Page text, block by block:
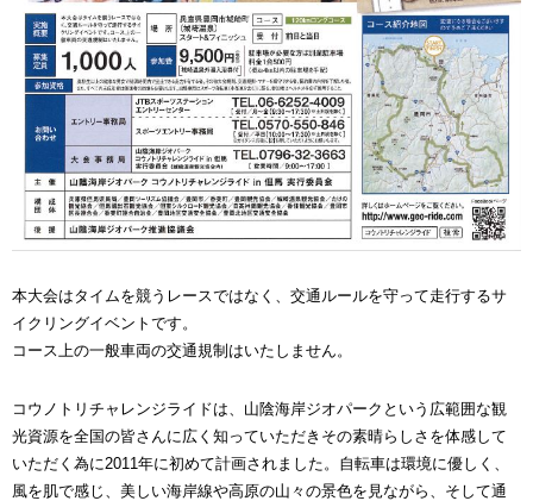
本大会はタイムを競うレースではなく、交通ルールを守って走行するサ
イクリングイベントです。
コース上の一般車両の交通規制はいたしません。
コウノトリチャレンジライドは、山陰海岸ジオパークという広範囲な観
光資源を全国の皆さんに広く知っていただきその素晴らしさを体感して
いただく為に2011年に初めて計画されました。自転車は環境に優しく、
風を肌で感じ、美しい海岸線や高原の山々の景色を見ながら、そして通